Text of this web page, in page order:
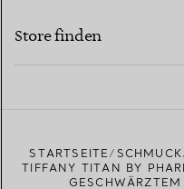
Store finden
STARTSEITE SCHMUCK
TIFFANY TITAN BY